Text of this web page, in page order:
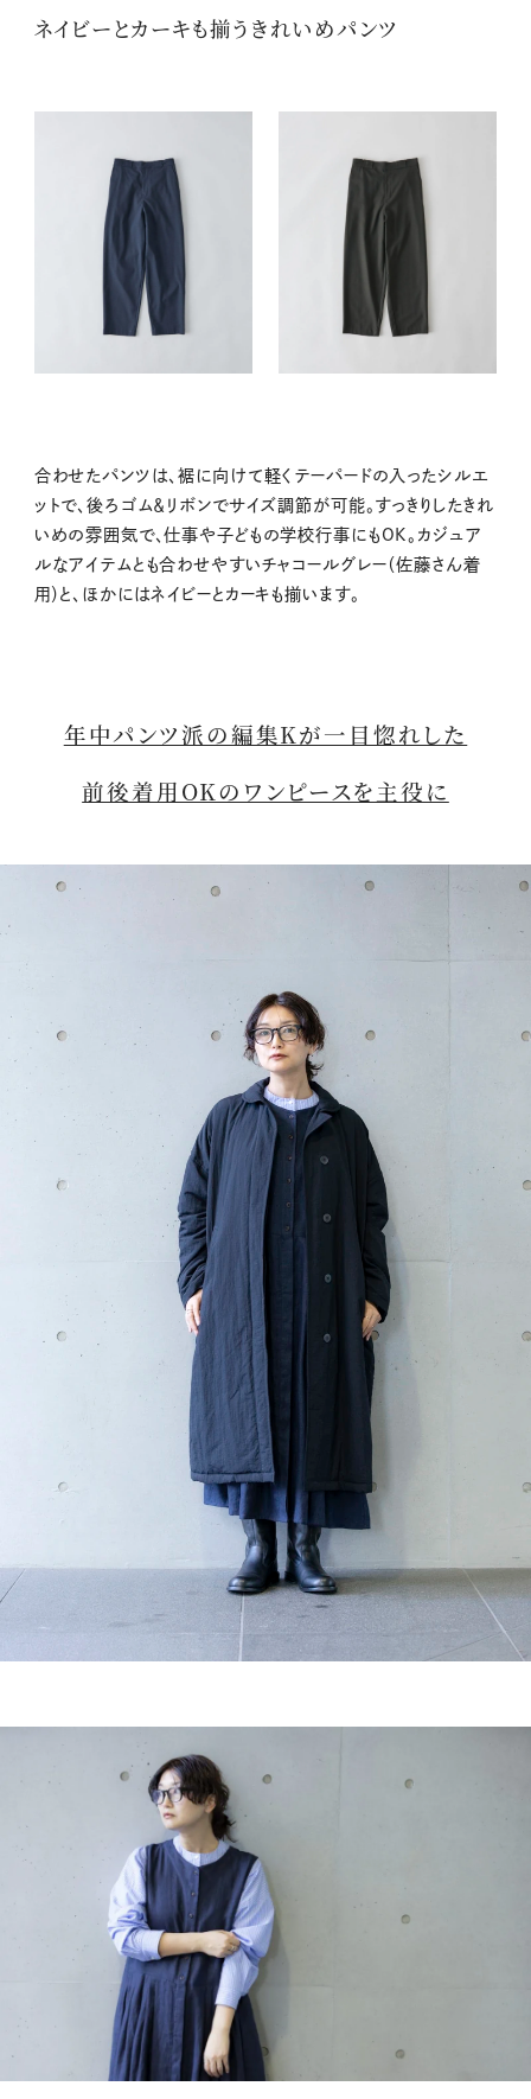
ネイビーとカーキも揃うきれいめパンツ
合わせたパンツは、裾に向けて軽くテーパードの入ったシルエ
ットで、後ろゴム＆リボンでサイズ調節が可能。すっきりしたきれ
いめの雰囲気で、仕事や子どもの学校行事にもOK。カジュア
ルなアイテムとも合わせやすいチャコールグレー（佐藤さん着
用）と、ほかにはネイビーとカーキも揃います。
年中パンツ派の編集Kが一目惚れした
前後着用OKのワンピースを主役に